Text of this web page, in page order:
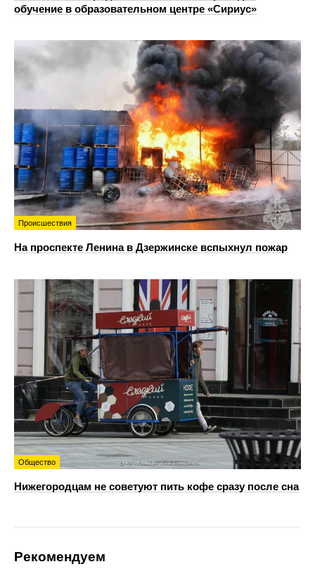
обучение в образовательном центре «Сириус»
Происшествия
На проспекте Ленина в Дзержинске вспыхнул пожар
Общество
Нижегородцам не советуют пить кофе сразу после сна
Рекомендуем